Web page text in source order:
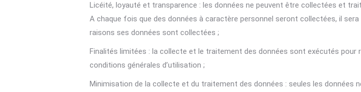
Licéité, loyauté et transparence : les données ne peuvent être collectées et
A chaque fois que des données à caractère personnel seront collectées, il
raisons ses données sont collectées ;
Finalités limitées : la collecte et le traitement des données sont exécutés
conditions générales d’utilisation ;
Minimisation de la collecte et du traitement des données : seules les données